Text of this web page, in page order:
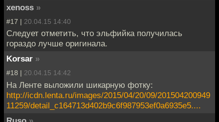
xenoss »
#17 | 20.04.15 14:40
Следует отметить, что эльфийка получилась
гораздо лучше оригинала.
Korsar »
#18 | 20.04.15 14:42
На Ленте выложили шикарную фотку:
http://icdn.lenta.ru/images/2015/04/20/09/201504200949
11259/detail_c164713d402b9c6f987953ef0a6935e5....